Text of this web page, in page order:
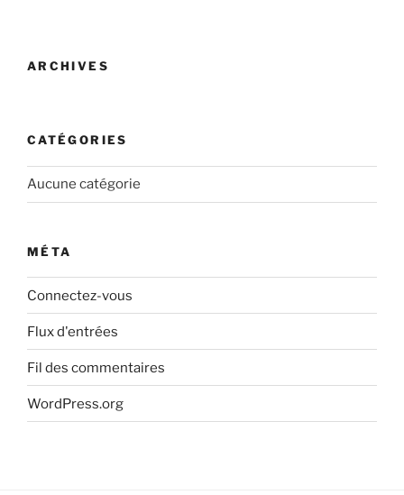
ARCHIVES
CATÉGORIES
Aucune catégorie
MÉTA
Connectez-vous
Flux d'entrées
Fil des commentaires
WordPress.org